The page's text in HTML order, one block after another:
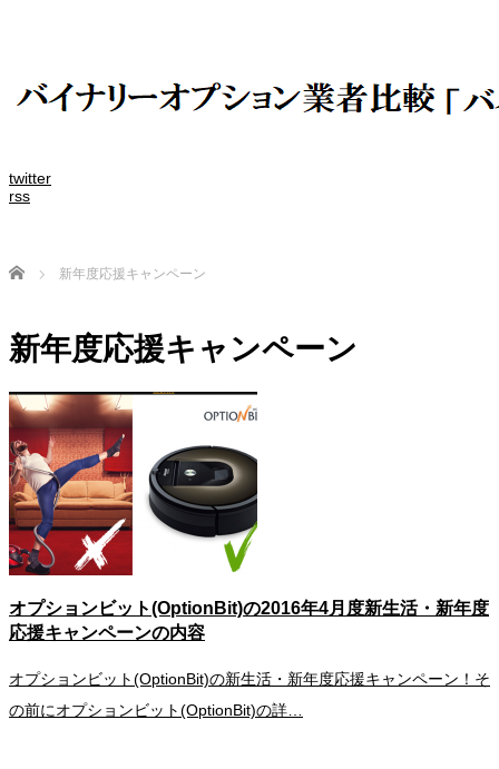
twitter
rss
Home 新年度応援キャンペーン
新年度応援キャンペーン
オプションビット(OptionBit)の2016年4月度新生活・新年度
応援キャンペーンの内容
オプションビット(OptionBit)の新生活・新年度応援キャンペーン！そ
の前にオプションビット(OptionBit)の詳…